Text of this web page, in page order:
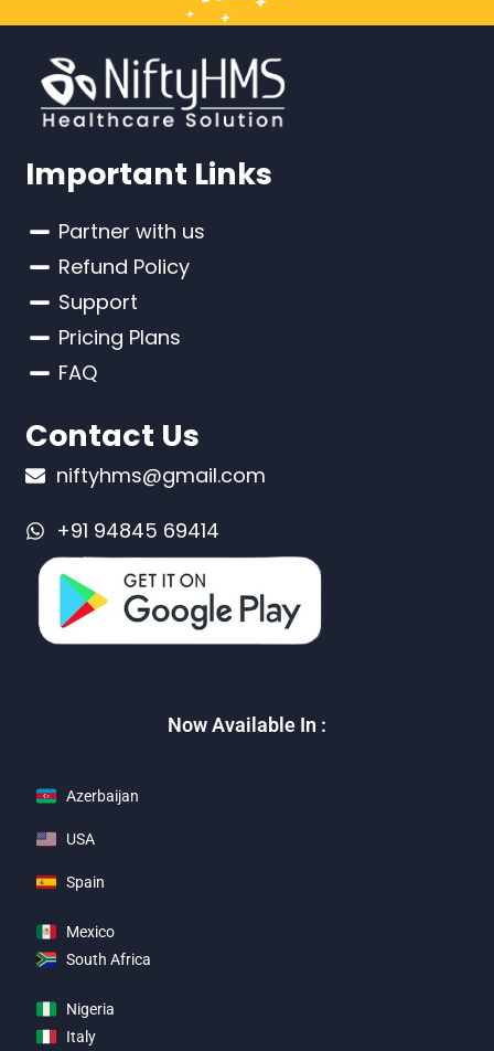
Important Links
Partner with us
Refund Policy
Support
Pricing Plans
FAQ
Contact Us
niftyhms@gmail.com
+91 94845 69414
Now Available In :
Azerbaijan
USA
Spain
Mexico
South Africa
Nigeria
Italy